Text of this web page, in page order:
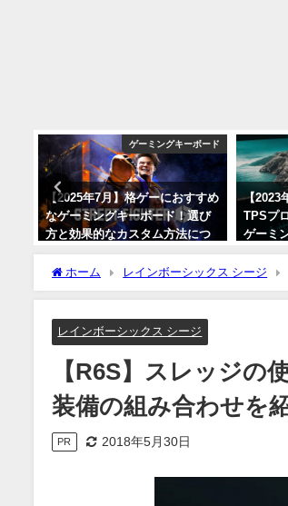
ゲーミングキーボード
【2025年7月】格ゲーにおすすめ
なゲーミングキーボード！選び
方と効果的なカスタム方法につ
いて！【スト6/鉄拳8】
2025年7月25日
【2023
TPSプ
ゲーミ
グ！人
介！
ホーム レインボーシックス シージ
【シージ】
レインボーシックス シージ
【R6S】スレッジの
装備の組み合わせを
PR 2018年5月30日